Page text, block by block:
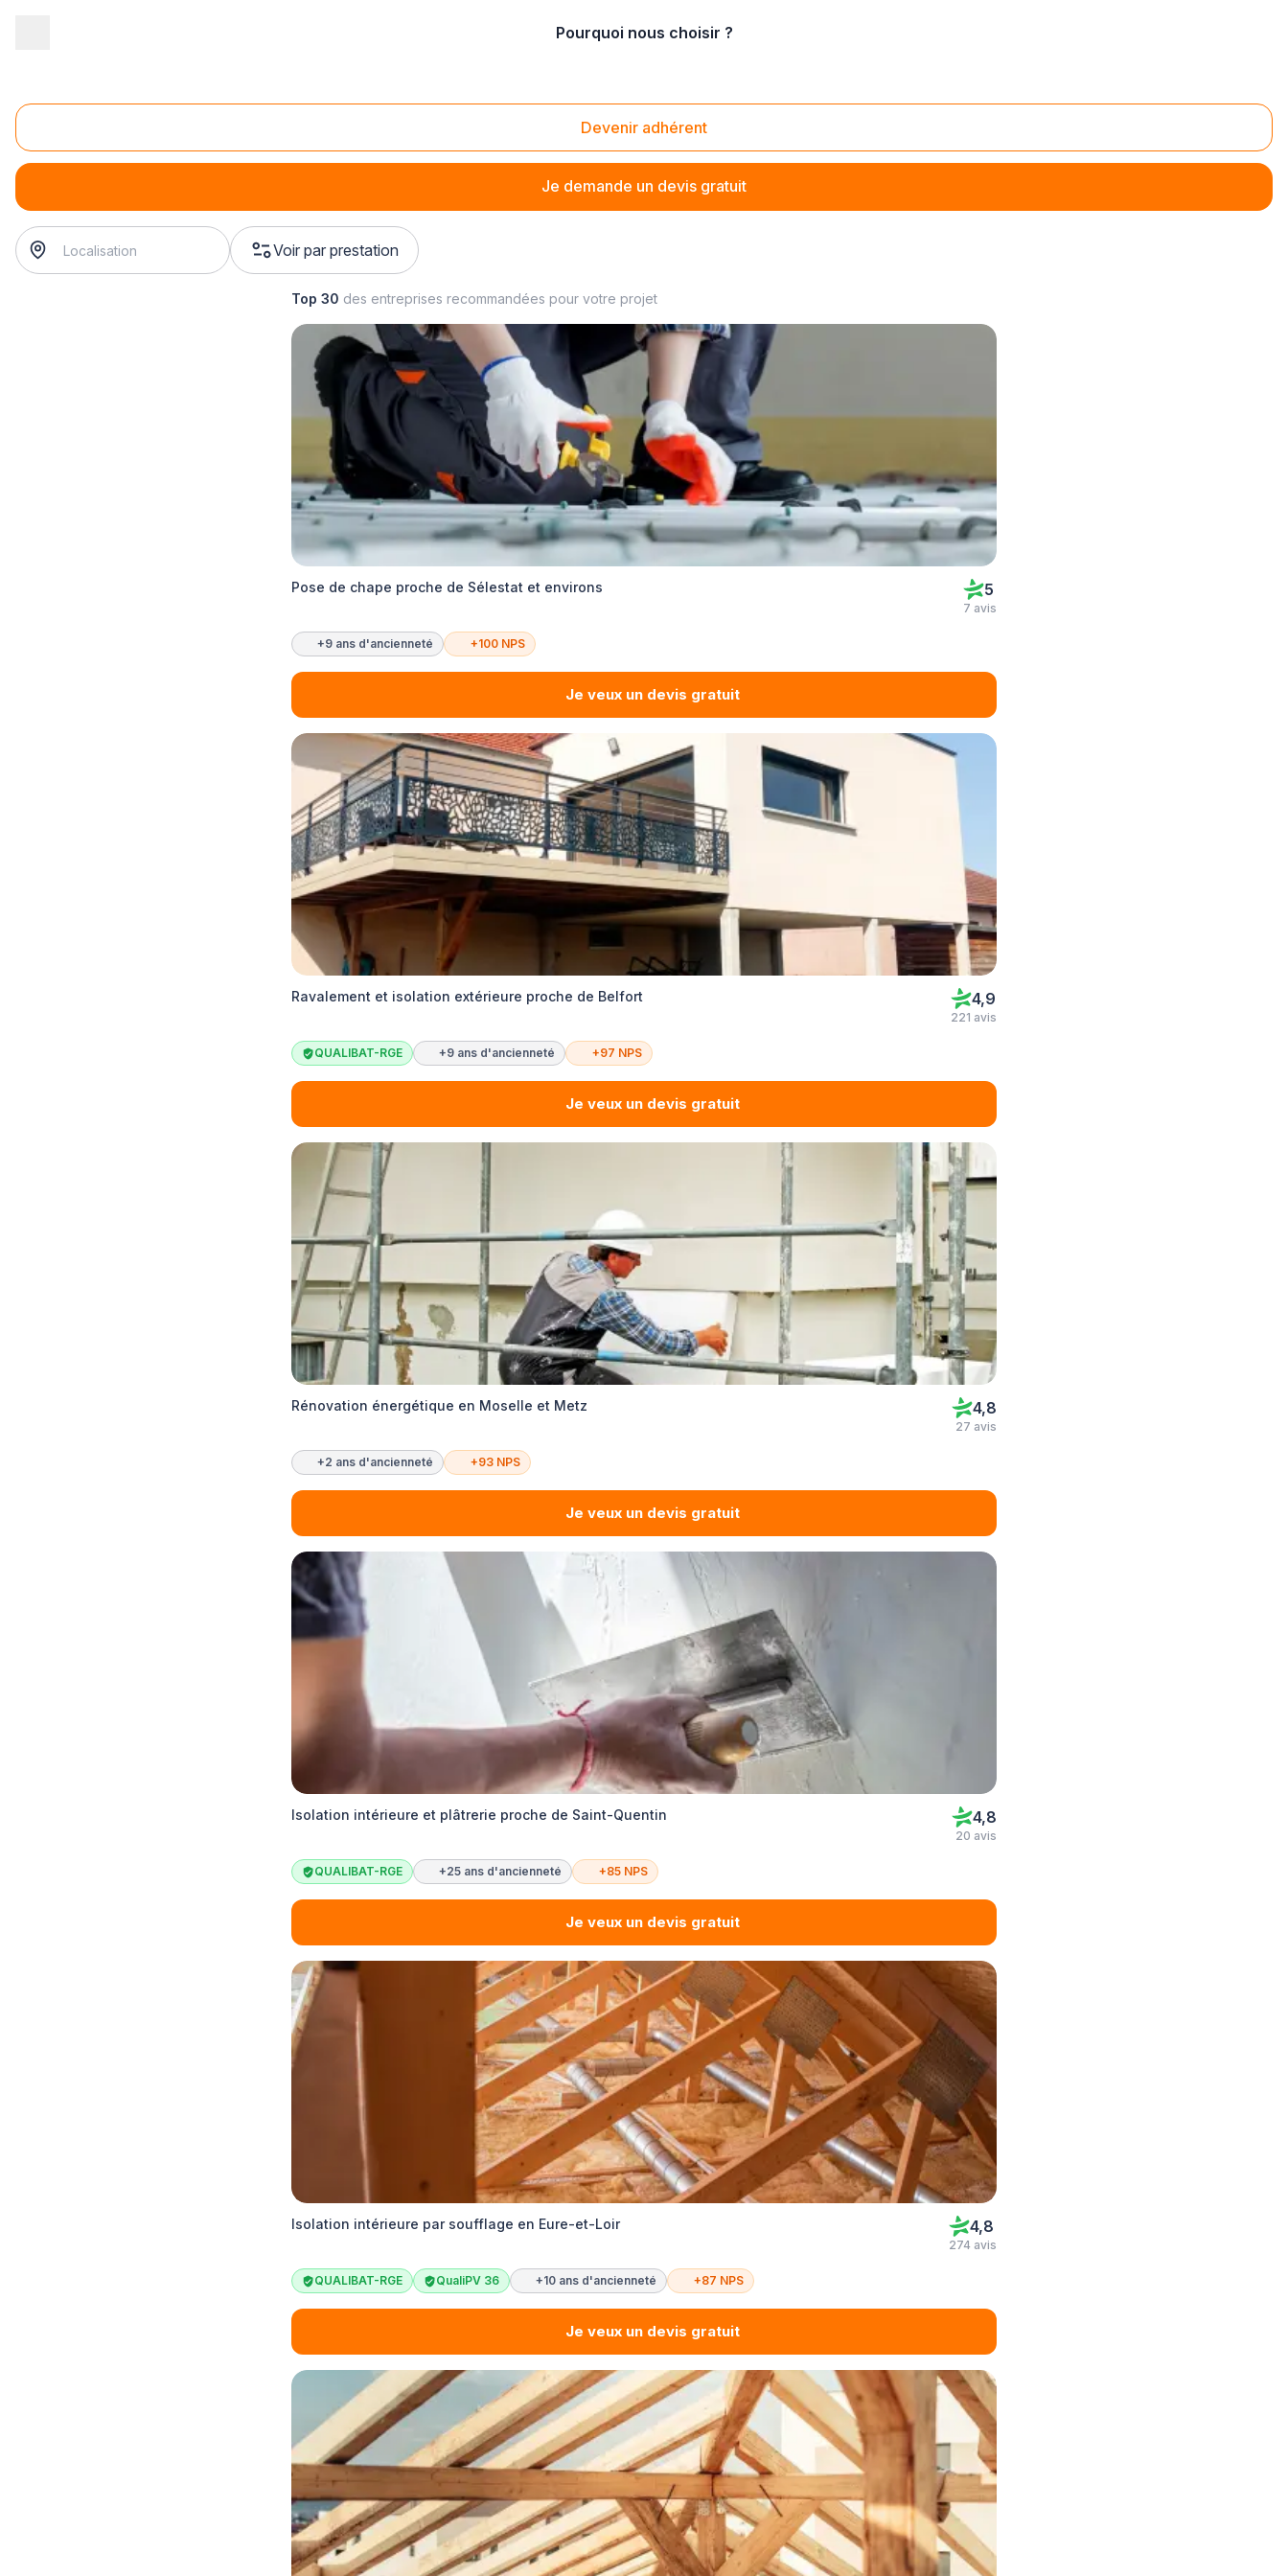
Pourquoi nous choisir ?
Devenir adhérent
Je demande un devis gratuit
Installation d'isolation des mur
installation d'isolation des mur
Voir par prestation
Top 30 des entreprises recommandées pour votre projet
Pose de chape proche de Sélestat et environs 5
7 avis
+9 ans d'ancienneté +100 NPS
Je veux un devis gratuit
Ravalement et isolation extérieure proche de Belfort 4,9
221 avis
QUALIBAT-RGE +9 ans d'ancienneté +97 NPS
Je veux un devis gratuit
Rénovation énergétique en Moselle et Metz 4,8
27 avis
+2 ans d'ancienneté +93 NPS
Je veux un devis gratuit
Isolation intérieure et plâtrerie proche de Saint-Quentin 4,8
20 avis
QUALIBAT-RGE +25 ans d'ancienneté +85 NPS
Je veux un devis gratuit
Isolation intérieure par soufflage en Eure-et-Loir 4,8
274 avis
QUALIBAT-RGE QualiPV 36 +10 ans d'ancienneté +87 NPS
Je veux un devis gratuit